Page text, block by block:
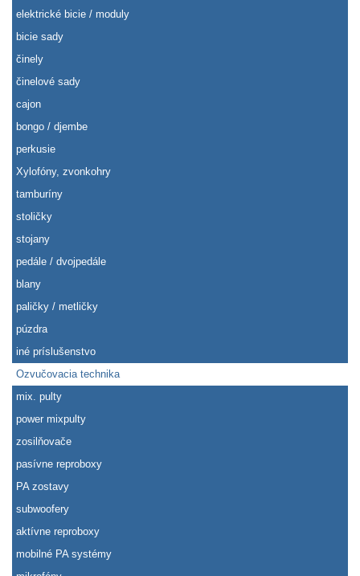
elektrické bicie / moduly
bicie sady
činely
činelové sady
cajon
bongo / djembe
perkusie
Xylofóny, zvonkohry
tamburíny
stoličky
stojany
pedále / dvojpedále
blany
paličky / metličky
púzdra
iné príslušenstvo
Ozvučovacia technika
mix. pulty
power mixpulty
zosilňovače
pasívne reproboxy
PA zostavy
subwoofery
aktívne reproboxy
mobilné PA systémy